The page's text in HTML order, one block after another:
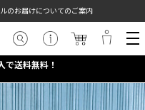
のお届けについてのご案内
で送料無料！